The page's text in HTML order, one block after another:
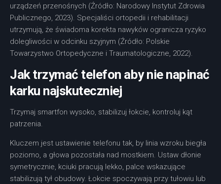
urządzeń przenośnych (Źródło: Narodowy Instytut Zdrowia
Publicznego, 2023). Specjaliści ortopedii i rehabilitacji
utrzymują, że świadoma korekta nawyków ogranicza ryzyko
dolegliwości w odcinku szyjnym (Źródło: Polskie
Towarzystwo Ortopedyczne i Traumatologiczne, 2022).
Jak trzymać telefon aby nie napinać
karku najskuteczniej
Trzymaj smartfon wysoko, stabilizuj łokcie, kontroluj kąt
patrzenia.
Kluczem jest ustawienie telefonu tak, by linia wzroku biegła
poziomo, a głowa pozostała nad mostkiem. Ustaw dłonie
symetrycznie, kciuki pracują lekko, palce wskazujące
stabilizują tył obudowy. Łokcie spoczywają przy tułowiu lub